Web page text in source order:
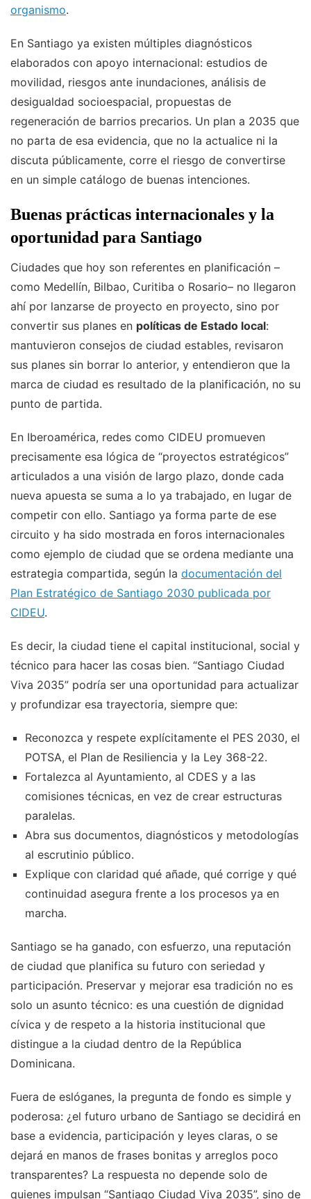
organismo.
En Santiago ya existen múltiples diagnósticos
elaborados con apoyo internacional: estudios de
movilidad, riesgos ante inundaciones, análisis de
desigualdad socioespacial, propuestas de
regeneración de barrios precarios. Un plan a 2035 que
no parta de esa evidencia, que no la actualice ni la
discuta públicamente, corre el riesgo de convertirse
en un simple catálogo de buenas intenciones.
Buenas prácticas internacionales y la
oportunidad para Santiago
Ciudades que hoy son referentes en planificación –
como Medellín, Bilbao, Curitiba o Rosario– no llegaron
ahí por lanzarse de proyecto en proyecto, sino por
convertir sus planes en políticas de Estado local:
mantuvieron consejos de ciudad estables, revisaron
sus planes sin borrar lo anterior, y entendieron que la
marca de ciudad es resultado de la planificación, no su
punto de partida.
En Iberoamérica, redes como CIDEU promueven
precisamente esa lógica de “proyectos estratégicos”
articulados a una visión de largo plazo, donde cada
nueva apuesta se suma a lo ya trabajado, en lugar de
competir con ello. Santiago ya forma parte de ese
circuito y ha sido mostrada en foros internacionales
como ejemplo de ciudad que se ordena mediante una
estrategia compartida, según la documentación del
Plan Estratégico de Santiago 2030 publicada por
CIDEU.
Es decir, la ciudad tiene el capital institucional, social y
técnico para hacer las cosas bien. “Santiago Ciudad
Viva 2035” podría ser una oportunidad para actualizar
y profundizar esa trayectoria, siempre que:
Reconozca y respete explícitamente el PES 2030, el
POTSA, el Plan de Resiliencia y la Ley 368-22.
Fortalezca al Ayuntamiento, al CDES y a las
comisiones técnicas, en vez de crear estructuras
paralelas.
Abra sus documentos, diagnósticos y metodologías
al escrutinio público.
Explique con claridad qué añade, qué corrige y qué
continuidad asegura frente a los procesos ya en
marcha.
Santiago se ha ganado, con esfuerzo, una reputación
de ciudad que planifica su futuro con seriedad y
participación. Preservar y mejorar esa tradición no es
solo un asunto técnico: es una cuestión de dignidad
cívica y de respeto a la historia institucional que
distingue a la ciudad dentro de la República
Dominicana.
Fuera de eslóganes, la pregunta de fondo es simple y
poderosa: ¿el futuro urbano de Santiago se decidirá en
base a evidencia, participación y leyes claras, o se
dejará en manos de frases bonitas y arreglos poco
transparentes? La respuesta no depende solo de
quienes impulsan “Santiago Ciudad Viva 2035”, sino de